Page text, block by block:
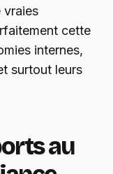
vraies
cette
internes,
surtout leurs
au